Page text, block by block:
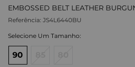
EMBOSSED BELT LEATHER
Referência: JS4L6440BU
90